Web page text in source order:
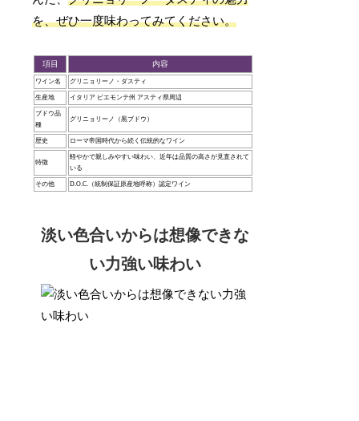
を、ぜひ一度味わってみてください。
項目 内容
ワイン名 グリニョリーノ・ダスティ
生産地 イタリア ピエモンテ州 アスティ県周辺
ブドウ品
種
グリニョリーノ（黒ブドウ）
歴史 ローマ帝国時代から続く伝統的なワイン
特徴
軽やかで親しみやすい味わい、近年は品質の高さが見直されて
いる
その他 D.O.C.（統制保証原産地呼称）認定ワイン
淡い色合いからは想像できな
い力強い味わい